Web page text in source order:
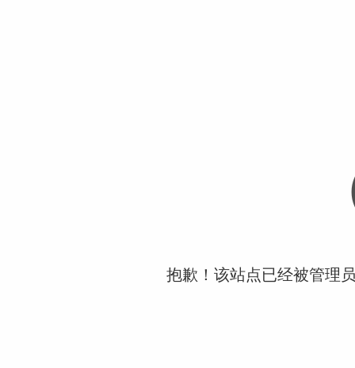
抱歉！该站点已经被管理